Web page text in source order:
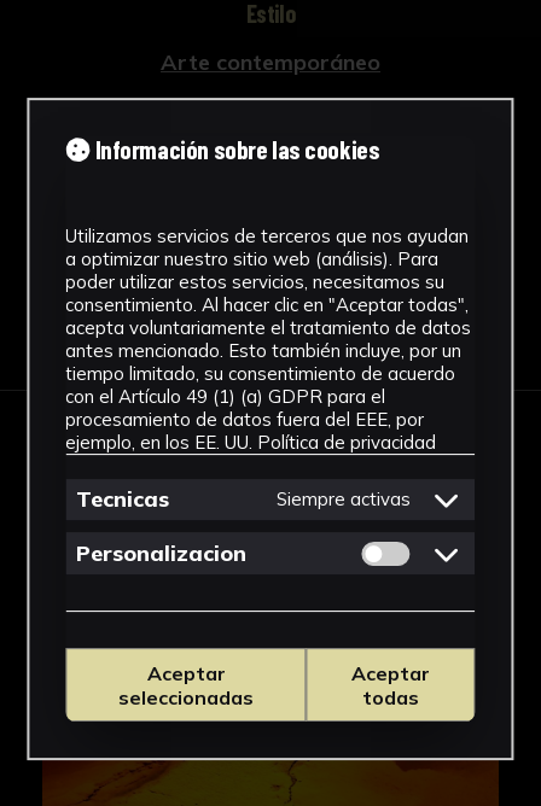
Estilo
Arte contemporáneo
Impresión digital
Descargar Ficha
IMÁGENES
Información sobre las cookies
Utilizamos servicios de terceros que nos ayudan
a optimizar nuestro sitio web (análisis). Para
poder utilizar estos servicios, necesitamos su
consentimiento. Al hacer clic en "Aceptar todas",
acepta voluntariamente el tratamiento de datos
antes mencionado. Esto también incluye, por un
tiempo limitado, su consentimiento de acuerdo
con el Artículo 49 (1) (a) GDPR para el
procesamiento de datos fuera del EEE, por
ejemplo, en los EE. UU. Política de privacidad
Tecnicas Siempre activas
Personalizacion Permitir cookies
Aceptar
seleccionadas
Aceptar
todas